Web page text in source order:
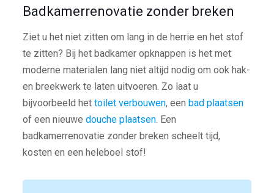
Badkamerrenovatie zonder breken
Ziet u het niet zitten om lang in de herrie en het stof
te zitten? Bij het badkamer opknappen is het met
moderne materialen lang niet altijd nodig om ook hak-
en breekwerk te laten uitvoeren. Zo laat u
bijvoorbeeld het toilet verbouwen, een bad plaatsen
of een nieuwe douche plaatsen. Een
badkamerrenovatie zonder breken scheelt tijd,
kosten en een heleboel stof!